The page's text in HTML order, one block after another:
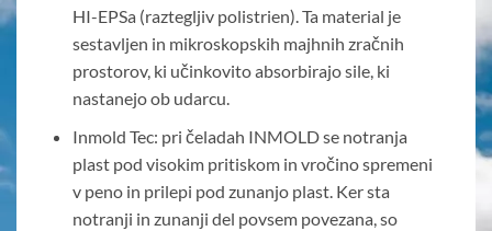
HI-EPSa (raztegljiv polistrien). Ta material je
sestavljen in mikroskopskih majhnih zračnih
prostorov, ki učinkovito absorbirajo sile, ki
nastanejo ob udarcu.
Inmold Tec: pri čeladah INMOLD se notranja
plast pod visokim pritiskom in vročino spremeni
v peno in prilepi pod zunanjo plast. Ker sta
notranji in zunanji del povsem povezana, so